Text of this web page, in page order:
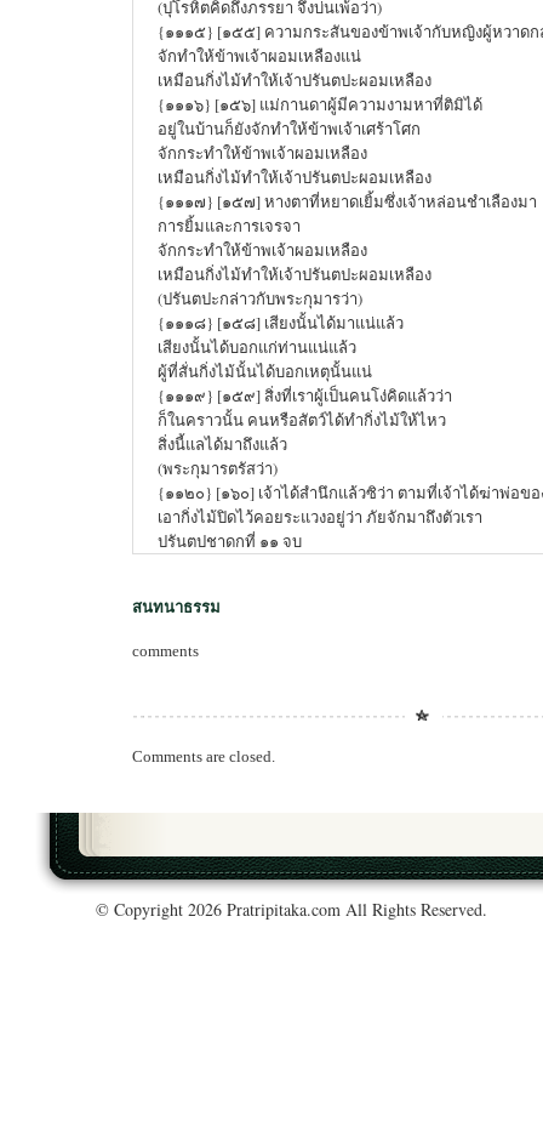
(ปุโรหิตคิดถึงภรรยา จึงบ่นเพ้อว่า)
{๑๑๑๕} [๑๕๕] ความกระสันของข้าพเจ้ากับหญิงผู้หวาดก
จักทำให้ข้าพเจ้าผอมเหลืองแน่
เหมือนกิ่งไม้ทำให้เจ้าปรันตปะผอมเหลือง
{๑๑๑๖} [๑๕๖] แม่กานดาผู้มีความงามหาที่ติมิได้
อยู่ในบ้านก็ยังจักทำให้ข้าพเจ้าเศร้าโศก
จักกระทำให้ข้าพเจ้าผอมเหลือง
เหมือนกิ่งไม้ทำให้เจ้าปรันตปะผอมเหลือง
{๑๑๑๗} [๑๕๗] หางตาที่หยาดเยิ้มซึ่งเจ้าหล่อนชำเลืองมา
การยิ้มและการเจรจา
จักกระทำให้ข้าพเจ้าผอมเหลือง
เหมือนกิ่งไม้ทำให้เจ้าปรันตปะผอมเหลือง
(ปรันตปะกล่าวกับพระกุมารว่า)
{๑๑๑๘} [๑๕๘] เสียงนั้นได้มาแน่แล้ว
เสียงนั้นได้บอกแก่ท่านแน่แล้ว
ผู้ที่สั่นกิ่งไม้นั้นได้บอกเหตุนั้นแน่
{๑๑๑๙} [๑๕๙] สิ่งที่เราผู้เป็นคนโง่คิดแล้วว่า
ก็ในคราวนั้น คนหรือสัตว์ได้ทำกิ่งไม้ให้ไหว
สิ่งนี้แลได้มาถึงแล้ว
(พระกุมารตรัสว่า)
{๑๑๒๐} [๑๖๐] เจ้าได้สำนึกแล้วซิว่า ตามที่เจ้าได้ฆ่าพ่อขอ
เอากิ่งไม้ปิดไว้คอยระแวงอยู่ว่า ภัยจักมาถึงตัวเรา
ปรันตปชาดกที่ ๑๑ จบ
สนทนาธรรม
comments
Comments are closed.
© Copyright 2026 Pratripitaka.com All Rights Reserved.